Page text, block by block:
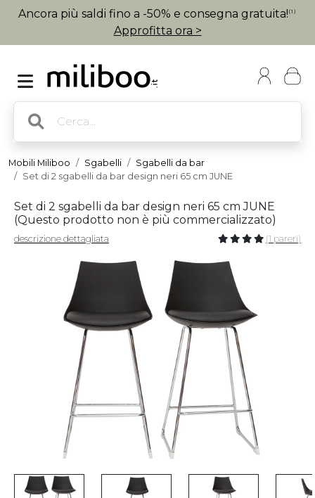
Ancora più saldi fino a -50% e consegna gratuita! (1)
Approfitta ora >
Mobili Miliboo Sgabelli
Sgabelli da bar
Set di 2 sgabelli da bar design neri 65 cm JUNE
Set di 2 sgabelli da bar design neri 65 cm JUNE
(Questo prodotto non è più commercializzato)
descrizione dettagliata (1 pareri)